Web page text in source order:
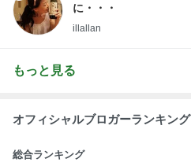
に・・・
illallan
もっと見る
オフィシャルブロガーランキング
総合ランキング